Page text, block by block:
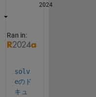
2024
Ran in:
solv
eのド
キュ